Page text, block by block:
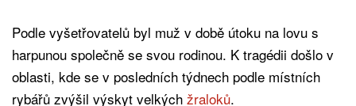
Podle vyšetřovatelů byl muž v době útoku na lovu s
harpunou společně se svou rodinou. K tragédii došlo v
oblasti, kde se v posledních týdnech podle místních
rybářů zvýšil výskyt velkých žraloků.